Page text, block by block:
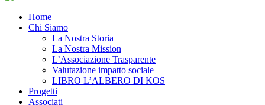
Home
Chi Siamo
La Nostra Storia
La Nostra Mission
L’Associazione Trasparente
Valutazione impatto sociale
LIBRO L’ALBERO DI KOS
Progetti
Associati